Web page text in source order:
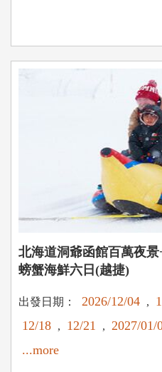
北海道洞爺函館百萬夜
螃蟹海鮮六日(越捷)
出發日期： 2026/12/04 ,
12/18 , 12/21 , 2027/01/
...more